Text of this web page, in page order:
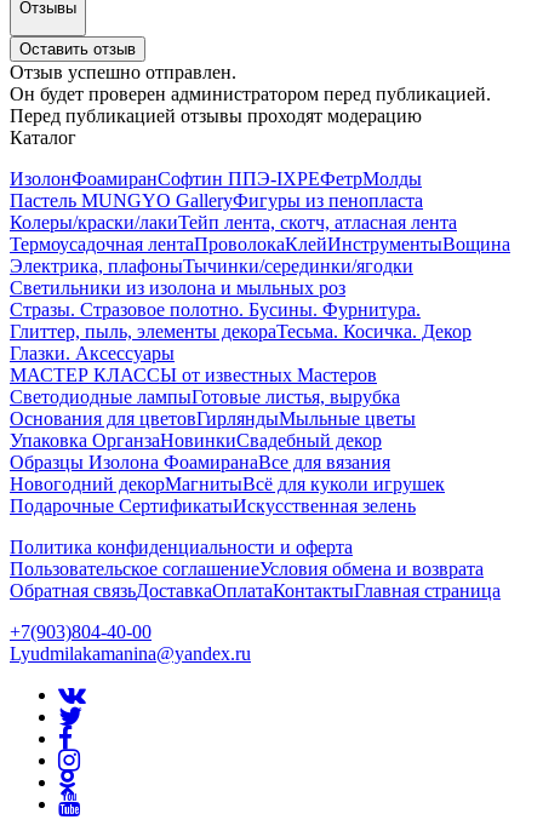
Отзывы
Оставить отзыв
Отзыв успешно отправлен.
Он будет проверен администратором перед публикацией.
Перед публикацией отзывы проходят модерацию
Каталог
ИзолонФоамиранСофтин ППЭ-IXPEФетрМолды
Пастель MUNGYO GalleryФигуры из пенопласта
Колеры/краски/лакиТейп лента, скотч, атласная лента
Термоусадочная лентаПроволокаКлейИнструментыВощина
Электрика, плафоныТычинки/серединки/ягодки
Светильники из изолона и мыльных роз
Стразы. Стразовое полотно. Бусины. Фурнитура.
Глиттер, пыль, элементы декораТесьма. Косичка. Декор
Глазки. Аксессуары
МАСТЕР КЛАССЫ от известных Мастеров
Светодиодные лампыГотовые листья, вырубка
Основания для цветовГирляндыМыльные цветы
Упаковка ОрганзаНовинкиСвадебный декор
Образцы Изолона ФоамиранаВсе для вязания
Новогодний декорМагнитыВсё для куколи игрушек
Подарочные СертификатыИскусственная зелень
Политика конфиденциальности и оферта
Пользовательское соглашениеУсловия обмена и возврата
Обратная связьДоставкаОплатаКонтактыГлавная страница
+7(903)804-40-00
Lyudmilakamanina@yandex.ru